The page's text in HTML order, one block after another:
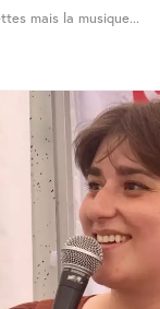
mais la musique...